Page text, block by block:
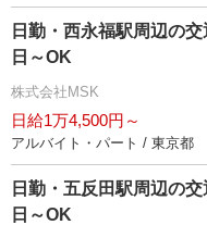
日勤・西永福駅周辺の
日～OK
株式会社MSK
日給1万4,500円～
アルバイト・パート / 東京都
日勤・五反田駅周辺の
日～OK